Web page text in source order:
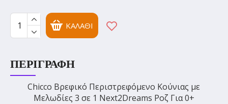
ΚΑΛΆΘΙ
ΠΕΡΙΓΡΑΦΉ
Chicco Βρεφικό Περιστρεφόμενο Κούνιας με
Μελωδίες 3 σε 1 Next2Dreams Ροζ Για 0+